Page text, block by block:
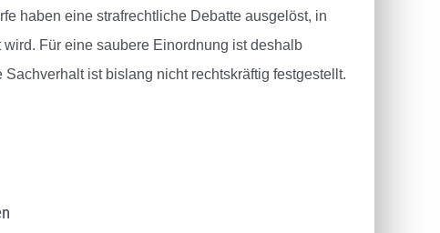
haben eine strafrechtliche Debatte ausgelöst, in
Für eine saubere Einordnung ist deshalb
ist bislang nicht rechtskräftig festgestellt.